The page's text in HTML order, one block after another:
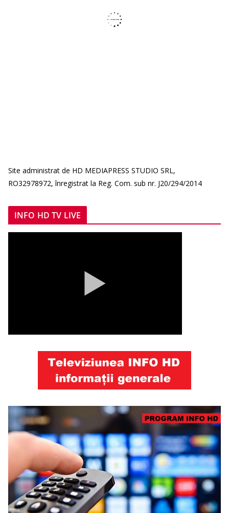
Site administrat de HD MEDIAPRESS STUDIO SRL,
RO32978972, înregistrat la Reg. Com. sub nr. J20/294/2014
INFO HD TV LIVE